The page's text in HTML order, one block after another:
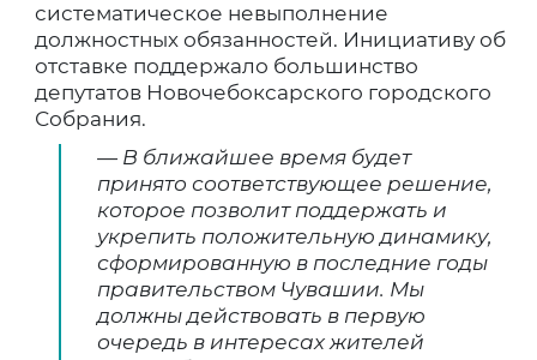
систематическое невыполнение
должностных обязанностей. Инициативу об
отставке поддержало большинство
депутатов Новочебоксарского городского
Собрания.
— В ближайшее время будет
принято соответствующее решение,
которое позволит поддержать и
укрепить положительную динамику,
сформированную в последние годы
правительством Чувашии. Мы
должны действовать в первую
очередь в интересах жителей